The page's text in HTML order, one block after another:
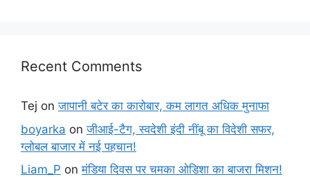
Recent Comments
Tej onजापानी बटेर का कारोबार, कम लागत अधिक मुनाफा
boyarka onजीआई-टैग, स्वदेशी इंदी नींबू का विदेशी सफर,
ग्लोबल बाजार में नई पहचान!
Liam_P onमंडिया दिवस पर चमका ओडिशा का बाजरा मिशन!